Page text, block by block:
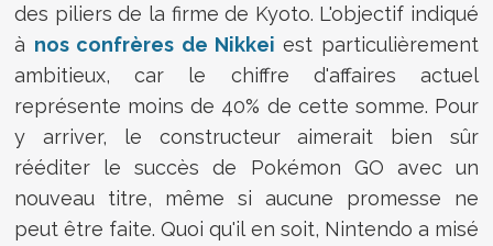
des piliers de la firme de Kyoto. L'objectif indiqué
à nos confrères de Nikkei est particulièrement
ambitieux, car le chiffre d'affaires actuel
représente moins de 40% de cette somme. Pour
y arriver, le constructeur aimerait bien sûr
rééditer le succès de Pokémon GO avec un
nouveau titre, même si aucune promesse ne
peut être faite. Quoi qu'il en soit, Nintendo a misé